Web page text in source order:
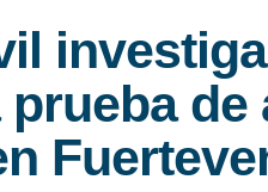
prueba